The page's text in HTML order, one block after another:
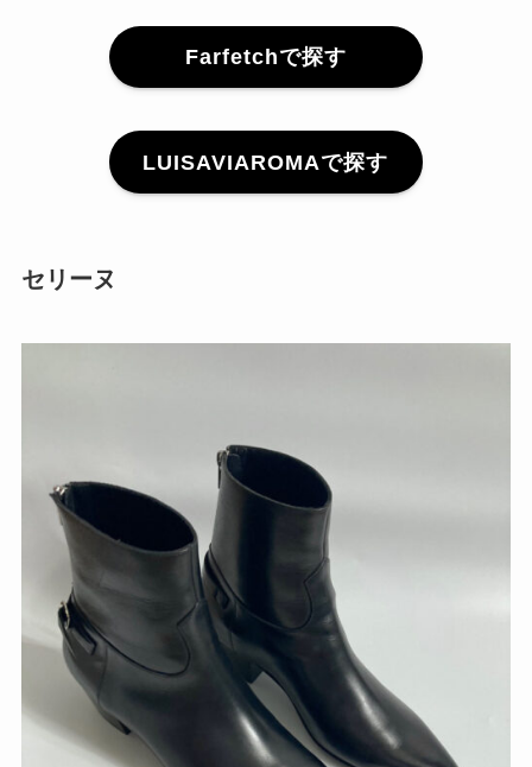
Farfetchで探す
LUISAVIAROMAで探す
セリーヌ